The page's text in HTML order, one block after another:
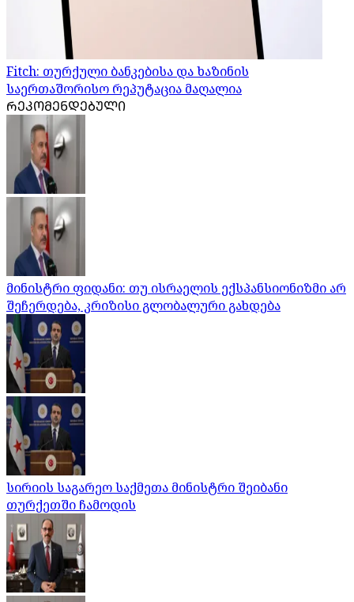
Fitch: თურქული ბანკებისა და ხაზინის
საერთაშორისო რეპუტაცია მაღალია
ᲠᲔᲙᲝᲛᲔᲜᲓᲔᲑᲣᲚᲘ
მინისტრი ფიდანი: თუ ისრაელის ექსპანსიონიზმი არ
შეჩერდება, კრიზისი გლობალური გახდება
სირიის საგარეო საქმეთა მინისტრი შეიბანი
თურქეთში ჩამოდის